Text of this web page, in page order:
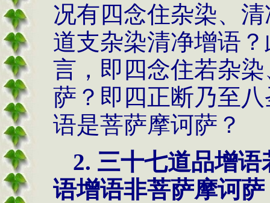
况有四念住杂染、
道支杂染清净增语
言，即四念住若杂
萨？即四正断乃至
语是菩萨摩诃萨？
2. 三十七道品增
语增语非菩萨摩诃萨